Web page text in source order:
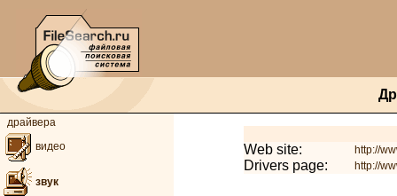
драйвера
видео
звук
Web site: http://
Drivers page: http://